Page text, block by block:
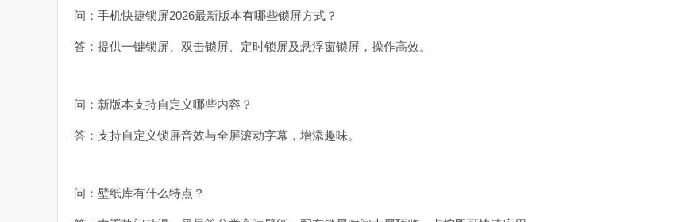
问：手机快捷锁屏2026最新版本有哪些锁屏方式？
答：提供一键锁屏、双击锁屏、定时锁屏及悬浮窗锁屏，操作高效。
问：新版本支持自定义哪些内容？
答：支持自定义锁屏音效与全屏滚动字幕，增添趣味。
问：壁纸库有什么特点？